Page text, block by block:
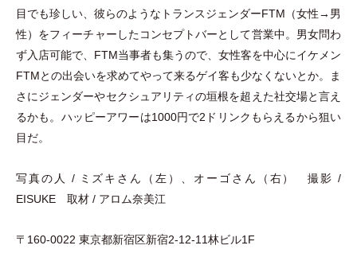
目でも珍しい、彼らのようなトランスジェンダーFTM （女性→男
性） をフィーチャーしたコンセプトバーとして営業中。男女問わ
ず入店可能で、FTM当事者も集うので、女性客を中心にイケメン
FTMとの出会いを求めてやって来るゲイ客も少なくないとか。ま
さにジェンダーやセクシュアリティの垣根を超えた社交場と言え
るかも。ハッピーアワーは1000円で2ドリンクもらえるから狙い
目だ。
写真の人 / ミズキさん （ 左 ） 、オーゴさん （ 右）
撮影 /
EISUKE 取材 / アロム奈美江
〒160-0022 東京都新宿区新宿2-12-11林ビル1F